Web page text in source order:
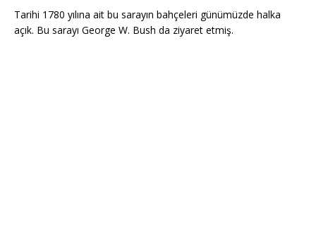
Tarihi 1780 yılına ait bu sarayın bahçeleri günümüzde halka
açık. Bu sarayı George W. Bush da ziyaret etmiş.